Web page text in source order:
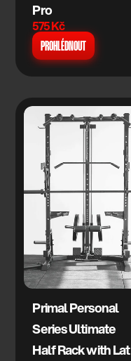
Pro
575 Kč
PROHLÉDNOUT
Primal Personal
Series Ultimate
Half Rack with Lat